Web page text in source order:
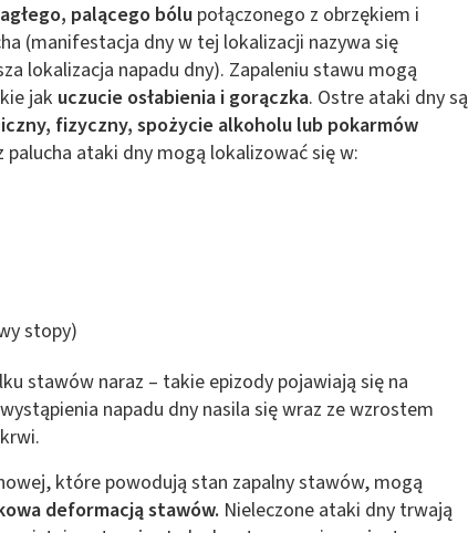
palącego bólu połączonego z obrzękiem i
(manifestacja dny w tej lokalizacji nazywa się
lokalizacja napadu dny). Zapaleniu stawu mogą
jak uczucie osłabienia i gorączka. Ostre ataki dny są
fizyczny, spożycie alkoholu lub pokarmów
palucha ataki dny mogą lokalizować się w:
stopy)
stawów naraz – takie epizody pojawiają się na
napadu dny nasila się wraz ze wzrostem
które powodują stan zapalny stawów, mogą
deformacją stawów. Nieleczone ataki dny trwają